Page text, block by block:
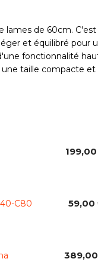
lames de 60cm. C'est
et équilibré pour
fonctionnalité
taille compacte
C80 59,00